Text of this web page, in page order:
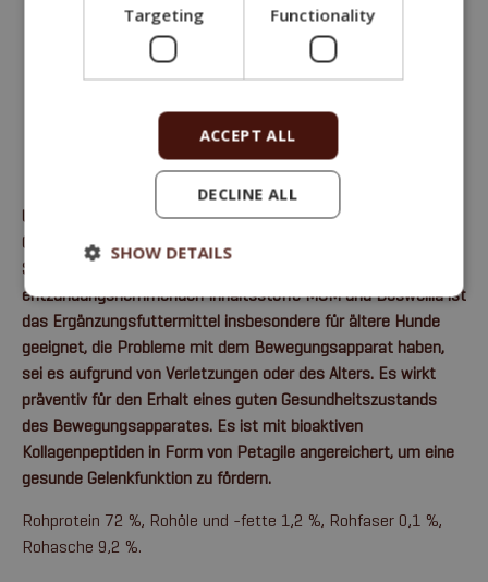
Unterstützt die natürliche Regenerationsfähigkeit
Gelenken, Bändern, Sehnen, Knorpeln und sonstigen
Strukturen des Bewegungsapparates.
entzündungshemmenden Inhaltsstoffe MSM und Boswellia ist
das Ergänzungsfuttermittel insbesondere für ältere Hunde
geeignet, die Probleme mit dem Bewegungsapparat haben,
sei es aufgrund von Verletzungen oder des Alters. Es wirkt
präventiv für den Erhalt eines guten Gesundheitszustands
des Bewegungsapparates. Es ist mit bioaktiven
Kollagenpeptiden in Form von Petagile angereichert, um eine
gesunde Gelenkfunktion zu fördern.
Rohprotein 72 %, Rohöle und -fette 1,2 %, Rohfaser 0,1 %,
Rohasche 9,2 %.
Targeting Functionality
ACCEPT ALL
DECLINE ALL
SHOW DETAILS